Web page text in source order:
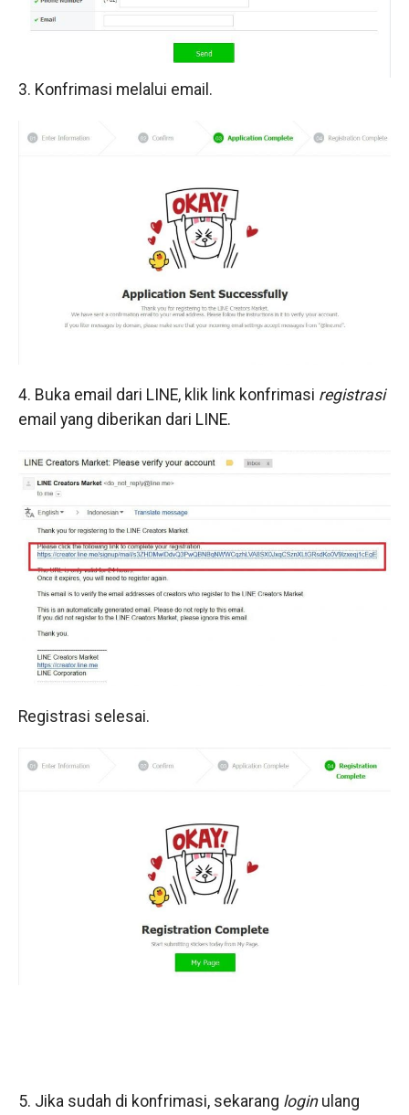
3. Konfrimasi melalui email.
4. Buka email dari LINE, klik link konfrimasi registrasi
email yang diberikan dari LINE.
Registrasi selesai.
5. Jika sudah di konfrimasi, sekarang loginulang